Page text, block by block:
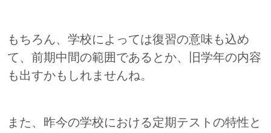
もちろん、学校によっては復習の意味も込め
て、前期中間の範囲であるとか、旧学年の内容
も出すかもしれませんね。
また、昨今の学校における定期テストの特性と